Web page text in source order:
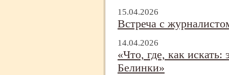
15.04.2026
Встреча с
14.04.2026
«Что, где, как искать:
Белинки»